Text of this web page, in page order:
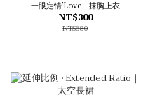
一眼定情’Love—抹胸上衣
NT$300
NT$680